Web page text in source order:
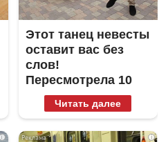
Этот танец невесты
оставит вас без
слов!
Пересмотрела 10
раз
Читать далее
i i